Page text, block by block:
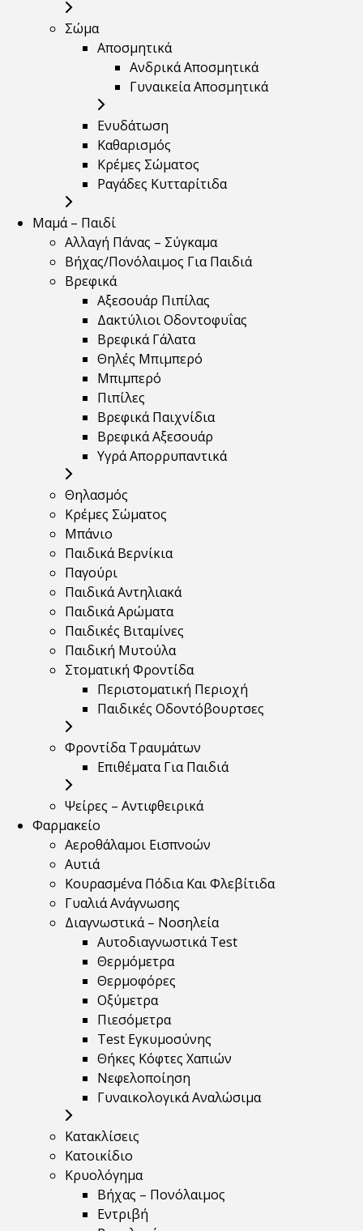
Σώμα
Αποσμητικά
Ανδρικά Αποσμητικά
Γυναικεία Αποσμητικά
Ενυδάτωση
Καθαρισμός
Κρέμες Σώματος
Ραγάδες Κυτταρίτιδα
Μαμά – Παιδί
Αλλαγή Πάνας – Σύγκαμα
Βήχας/Πονόλαιμος Για Παιδιά
Βρεφικά
Αξεσουάρ Πιπίλας
Δακτύλιοι Οδοντοφυΐας
Βρεφικά Γάλατα
Θηλές Μπιμπερό
Μπιμπερό
Πιπίλες
Βρεφικά Παιχνίδια
Βρεφικά Αξεσουάρ
Υγρά Απορρυπαντικά
Θηλασμός
Κρέμες Σώματος
Μπάνιο
Παιδικά Βερνίκια
Παγούρι
Παιδικά Αντηλιακά
Παιδικά Αρώματα
Παιδικές Βιταμίνες
Παιδική Μυτούλα
Στοματική Φροντίδα
Περιστοματική Περιοχή
Παιδικές Οδοντόβουρτσες
Φροντίδα Τραυμάτων
Επιθέματα Για Παιδιά
Ψείρες – Αντιφθειρικά
Φαρμακείο
Αεροθάλαμοι Εισπνοών
Αυτιά
Κουρασμένα Πόδια Και Φλεβίτιδα
Γυαλιά Ανάγνωσης
Διαγνωστικά – Νοσηλεία
Αυτοδιαγνωστικά Test
Θερμόμετρα
Θερμοφόρες
Οξύμετρα
Πιεσόμετρα
Test Εγκυμοσύνης
Θήκες Κόφτες Χαπιών
Νεφελοποίηση
Γυναικολογικά Αναλώσιμα
Κατακλίσεις
Κατοικίδιο
Κρυολόγημα
Βήχας – Πονόλαιμος
Εντριβή